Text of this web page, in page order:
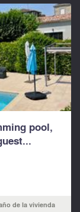
pool,
de la vivienda